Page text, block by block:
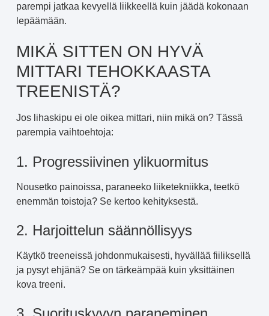
parempi jatkaa kevyellä liikkeellä kuin jäädä kokonaan
lepäämään.
MIKÄ SITTEN ON HYVÄ
MITTARI TEHOKKAASTA
TREENISTÄ?
Jos lihaskipu ei ole oikea mittari, niin mikä on? Tässä
parempia vaihtoehtoja:
1. Progressiivinen ylikuormitus
Nousetko painoissa, paraneeko liiketekniikka, teetkö
enemmän toistoja? Se kertoo kehityksestä.
2. Harjoittelun säännöllisyys
Käytkö treeneissä johdonmukaisesti, hyvällää fiiliksellä
ja pysyt ehjänä? Se on tärkeämpää kuin yksittäinen
kova treeni.